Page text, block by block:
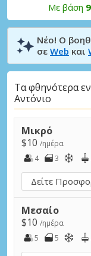
Με βάση
Νέο! Ο
σε Web και
Τα φθηνότερα
Αντόνιο
Μικρό
$10 /ημέρα
4
3
Δείτε
Μεσαίο
$10 /ημέρα
5
5